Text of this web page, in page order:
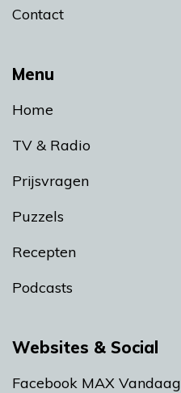
Menu
Home
TV & Radio
Prijsvragen
Puzzels
Recepten
Podcasts
Contact
Websites & Social
Facebook MAX Vandaag